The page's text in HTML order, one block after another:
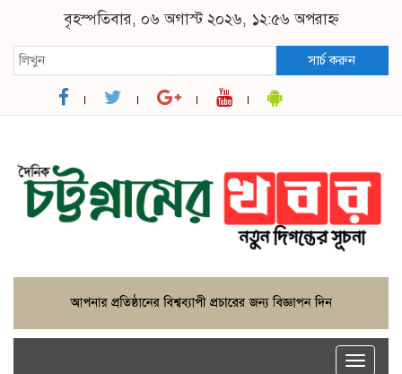
বৃহস্পতিবার, ০৬ অগাস্ট ২০২৬, ১২:৫৬ অপরাহ্ন
সার্চ করুন
Toggle